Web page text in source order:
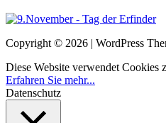
Copyright © 2026 | WordPress
Diese Website verwendet Cookies
Erfahren Sie mehr...
Datenschutz